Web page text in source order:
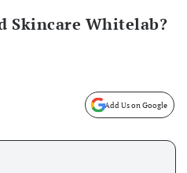
Skincare Whitelab?
Add Us on Google